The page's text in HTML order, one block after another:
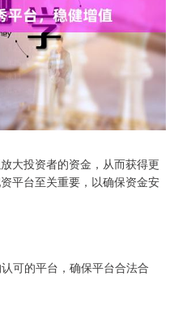
大投资者的资金，从而获得更
平台至关重要，以确保资金安
可的平台，确保平台合法合